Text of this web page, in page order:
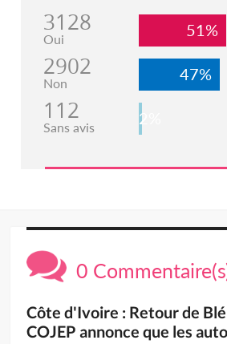
3128
Oui 51%
2902
Non 47%
112
Sans avis 2%
0
Côte d'Ivoire : Retour de
COJEP annonce que les